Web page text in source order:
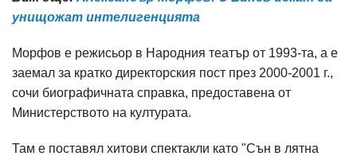
унищожат интелигенцията
Морфов е режисьор в Народния театър от 1993-та, а е
заемал за кратко директорския пост през 2000-2001 г.,
сочи биографичната справка, предоставена от
Министерството на културата.
Там е поставял хитови спектакли като "Сън в лятна